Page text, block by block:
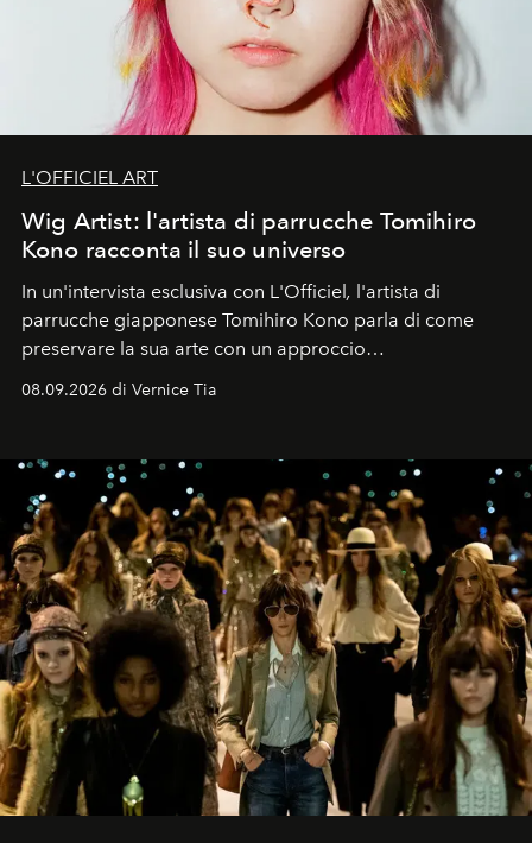
L'OFFICIEL ART
Wig Artist: l'artista di parrucche Tomihiro
Kono racconta il suo universo
In un'intervista esclusiva con L'Officiel, l'artista di
parrucche giapponese Tomihiro Kono parla di come
preservare la sua arte con un approccio
08.09.2026 di Vernice Tia